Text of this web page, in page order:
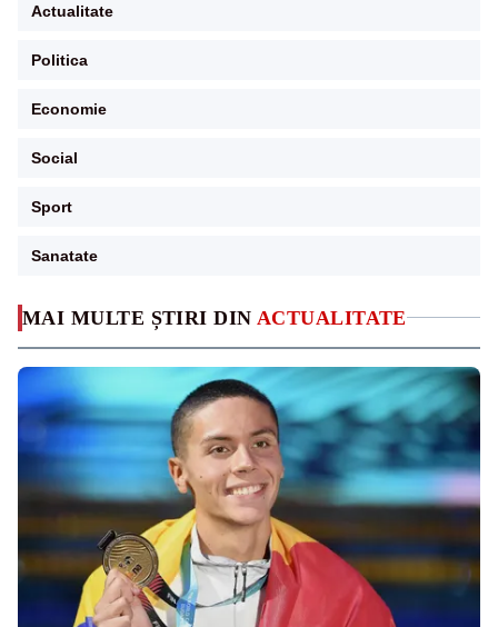
MAI MULTE ȘTIRI DIN ACTUALITATE
Actualitate
Politica
Economie
Social
Sport
Sanatate